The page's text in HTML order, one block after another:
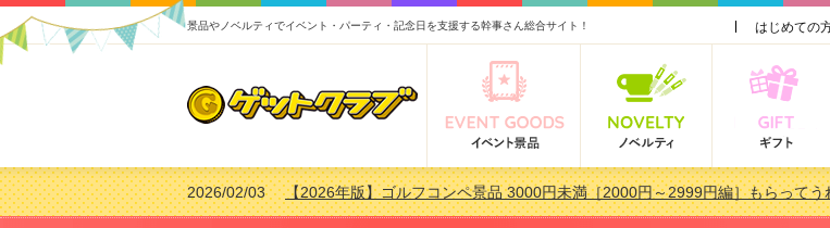
景品やノベルティでイベント・パーティ・記念日を支援する幹事さん総合サイト！ はじめての
2026/02/03【2026年版】ゴルフコンペ景品 3000円未満［2000円～2999円編］もらって
2026/07/15【2026年版】ビンゴゲーム景品おすすめ金額別人気ランキング 更新しました！